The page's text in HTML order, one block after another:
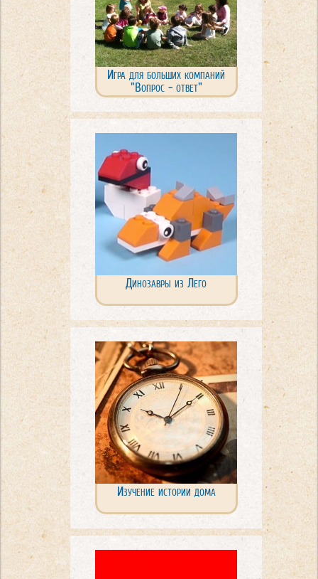
Игра для больших компаний
"Вопрос - ответ"
Динозавры из Лего
Изучение истории дома